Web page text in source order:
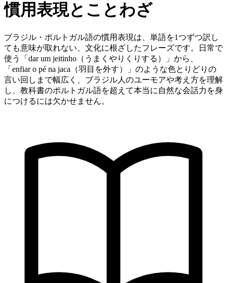
慣用表現とことわざ
ブラジル・ポルトガル語の慣用表現は、単語を1つずつ訳し
ても意味が取れない、文化に根ざしたフレーズです。日常で
使う「dar um jeitinho（うまくやりくりする）」から、
「enfiar o pé na jaca（羽目を外す）」のような色とりどりの
言い回しまで幅広く、ブラジル人のユーモアや考え方を理解
し、教科書のポルトガル語を超えて本当に自然な会話力を身
につけるには欠かせません。